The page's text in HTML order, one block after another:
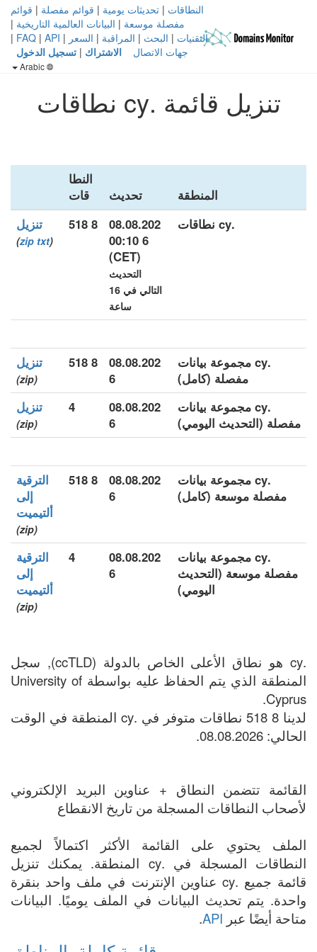
النطاقات | تحديثات يومية | قوائم مفصلة | قوائم
مفصلة موسعة | البيانات العالمية التاريخية |
التقنيات | البحث | المراقبة | السعر |
FAQ | API
|
جهات الاتصال
الاشتراك | تسجيل الدخول
تنزيل قائمة .cy نطاقات
المنطقة تحديث
النطا
قات
.cy نطاقات
08.08.202
6 00:10
(CET)
التحديث
التالي في 16
ساعة
8 518 تنزيل
(
zip txt
)
.cy مجموعة بيانات
مفصلة (كامل)
08.08.202
6
8 518 تنزيل
(zip)
.cy مجموعة بيانات
مفصلة (التحديث اليومي)
08.08.202
6
4 تنزيل
(zip)
.cy مجموعة بيانات
مفصلة موسعة (كامل)
08.08.202
6
8 518
الترقية
إلى
ألتيميت
(zip)
.cy مجموعة بيانات
مفصلة موسعة (التحديث
اليومي)
08.08.202
6
4
الترقية
إلى
ألتيميت
(zip)
.cy هو نطاق الأعلى الخاص بالدولة (ccTLD), سجل
المنطقة الذي يتم الحفاظ عليه بواسطة University of
Cyprus.
لدينا 8 518 نطاقات متوفر في .cy المنطقة في الوقت
الحالي: 08.08.2026.
القائمة تتضمن النطاق + عناوين البريد الإلكتروني
لأصحاب النطاقات المسجلة من تاريخ الانقطاع
الملف يحتوي على القائمة الأكثر اكتمالاً لجميع
النطاقات المسجلة في .cy المنطقة. يمكنك تنزيل
قائمة جميع .cy عناوين الإنترنت في ملف واحد بنقرة
واحدة. يتم تحديث البيانات في الملف يوميًا. البيانات
متاحة أيضًا عبر API
.